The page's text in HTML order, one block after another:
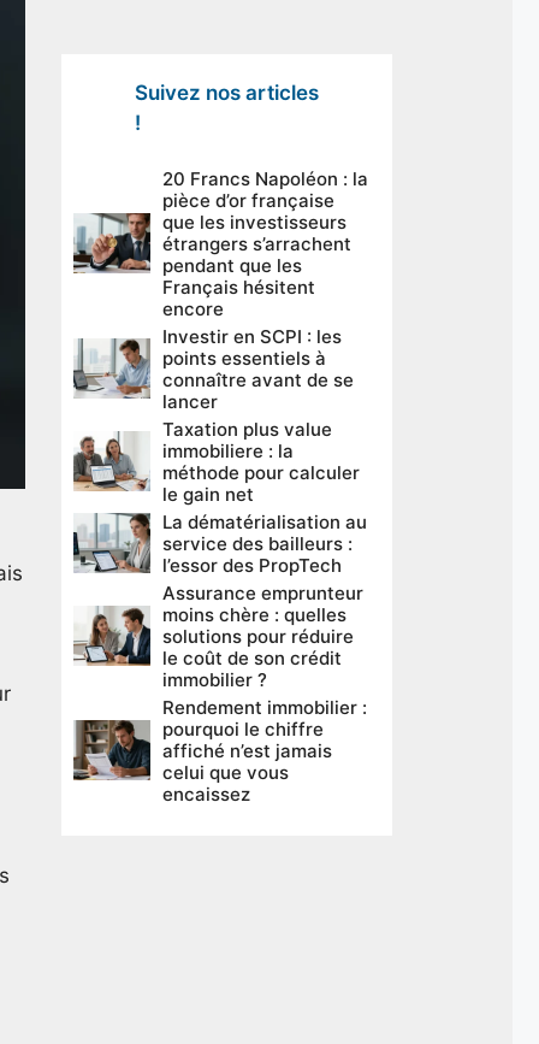
Suivez nos articles
!
20 Francs Napoléon : la
pièce d’or française
que les investisseurs
étrangers s’arrachent
pendant que les
Français hésitent
encore
Investir en SCPI : les
points essentiels à
connaître avant de se
lancer
Taxation plus value
immobiliere : la
méthode pour calculer
le gain net
La dématérialisation au
service des bailleurs :
l’essor des PropTech
Assurance emprunteur
moins chère : quelles
solutions pour réduire
le coût de son crédit
immobilier ?
Rendement immobilier :
pourquoi le chiffre
affiché n’est jamais
celui que vous
encaissez